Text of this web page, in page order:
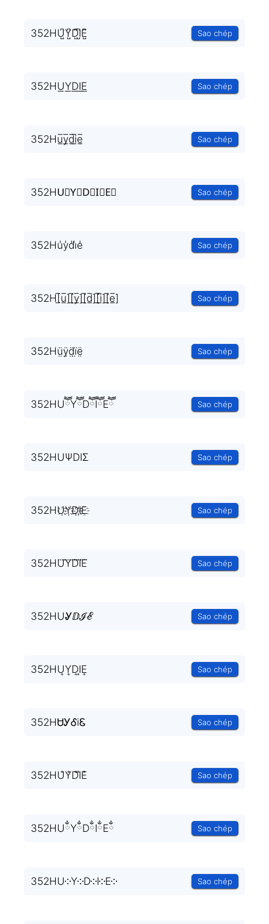
352HU̺͆Y̺͆D̺͆I̺͆E̺͆ Sao chép
352HU͟Y͟D͟I͟E͟ Sao chép
352Hu̲̅y̲̅d̲̅i̲̅e̲̅ Sao chép
352HU⃣Y⃣D⃣I⃣E⃣ Sao chép
352Hu̾y̾d̾i̾e̾ Sao chép
352H[̲̅u̲̅][̲̅y̲̅][̲̅d̲̅][̲̅i̲̅][̲̅e̲̅] Sao chép
352Hṳ̈ÿ̤d̤̈ï̤ë̤ Sao chép
352HUཽYཽDཽIཽEཽ Sao chép
352HUΨDIΣ Sao chép
352HU҉Y҉D҉I҉E҈ Sao chép
352HU⃜Y⃜D⃜I⃜E⃜ Sao chép
352HUᎽⅅℐℰ Sao chép
352HU͎Y͎D͎I͎E͎ Sao chép
352HᏌᎩᎴiᏋ Sao chép
352HU̐Y̐D̐I̐E̐ Sao chép
352HUྂYྂDྂIྂEྂ Sao chép
352HU༶Y༶D༶I༶E༶ Sao chép